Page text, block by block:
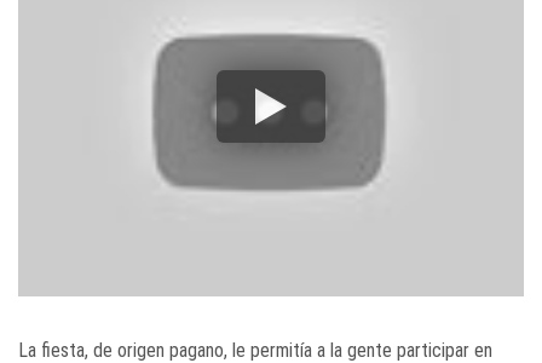
La fiesta, de origen pagano, le permitía a la gente participar en